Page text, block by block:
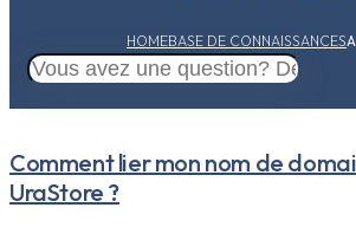
HOMEBASE DE CONNAISSANCES
Comment lier mon nom de
UraStore ?